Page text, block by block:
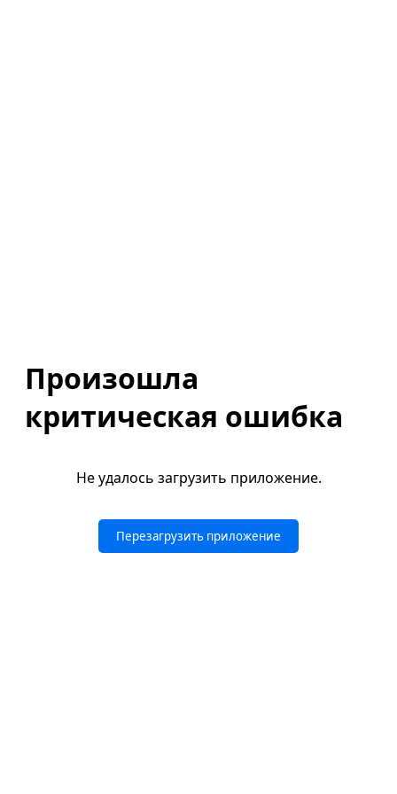
Произошла
критическая ошибка
Не удалось загрузить приложение.
Перезагрузить приложение